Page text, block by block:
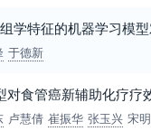
学特征的机器学习模
于德新
对食管癌新辅助化疗疗
卢慧倩 崔振华 张玉兴 宋明